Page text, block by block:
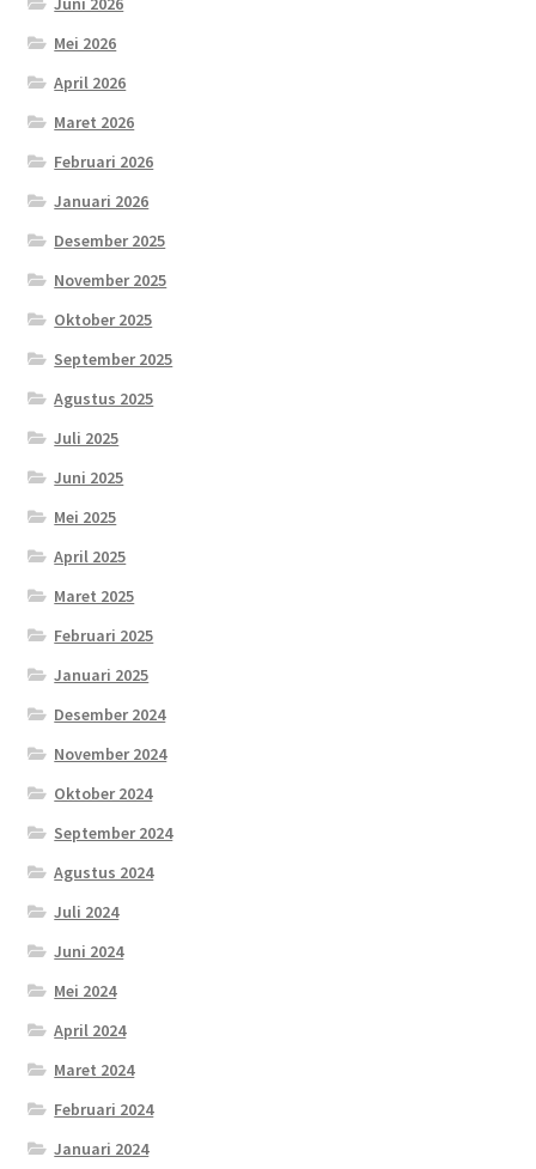
Mei 2026
April 2026
Maret 2026
Februari 2026
Januari 2026
Desember 2025
November 2025
Oktober 2025
September 2025
Agustus 2025
Juli 2025
Juni 2025
Mei 2025
April 2025
Maret 2025
Februari 2025
Januari 2025
Desember 2024
November 2024
Oktober 2024
September 2024
Agustus 2024
Juli 2024
Juni 2024
Mei 2024
April 2024
Maret 2024
Februari 2024
Januari 2024